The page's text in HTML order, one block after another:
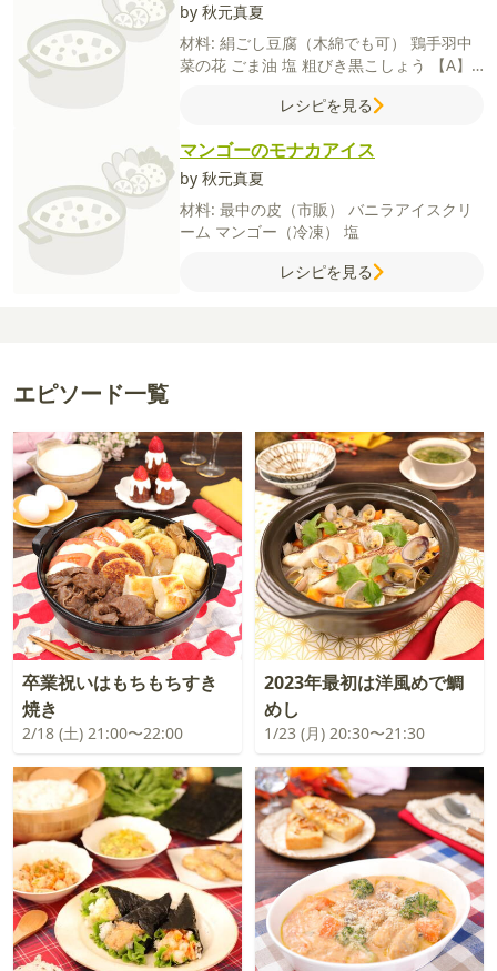
by 秋元真夏
材料: 絹ごし豆腐（木綿でも可） 鶏手羽中
菜の花 ごま油 塩 粗びき黒こしょう
【A】
【B】牛乳片栗粉
レシピを見る
マンゴーのモナカアイス
by 秋元真夏
材料: 最中の皮（市販） バニラアイスクリ
ーム マンゴー（冷凍） 塩
レシピを見る
エピソード一覧
卒業祝いはもちもちすき
焼き
2/18 (土) 21:00〜22:00
2023年最初は洋風めで鯛
めし
1/23 (月) 20:30〜21:30